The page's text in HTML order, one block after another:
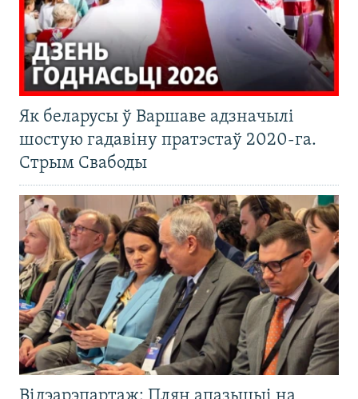
Як беларусы ў Варшаве адзначылі
шостую гадавіну пратэстаў 2020-га.
Стрым Свабоды